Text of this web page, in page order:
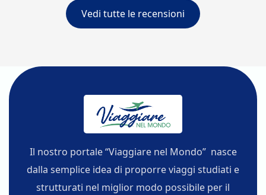
Vedi tutte le recensioni
Il nostro portale “Viaggiare nel Mondo” nasce
dalla semplice idea di proporre viaggi studiati e
strutturati nel miglior modo possibile per il